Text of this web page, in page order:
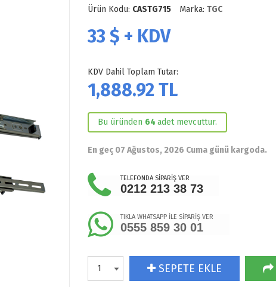
Ürün Kodu: CASTG715 Marka: TGC
33 $ + KDV
KDV Dahil Toplam Tutar:
1,888.92TL
Bu üründen 64 adet mevcuttur.
En geç 07 Ağustos, 2026 Cuma günü kargoda.
TELEFONDA SİPARİŞ VER
0212 213 38 73
TIKLA WHATSAPP İLE SİPARİŞ VER
0555 859 30 01
SEPETE EKLE